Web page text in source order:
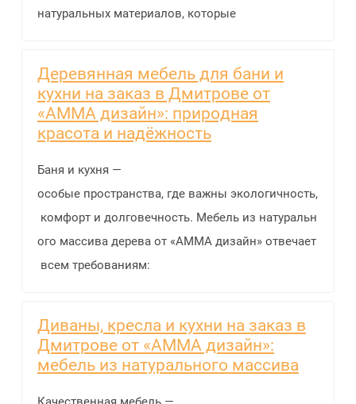
натуральных материалов, которые
Деревянная мебель для бани и
кухни на заказ в Дмитрове от
«АММА дизайн»: природная
красота и надёжность
Баня и кухня —
особые пространства, где важны экологичность,
комфорт и долговечность. Мебель из натуральн
ого массива дерева от «АММА дизайн» отвечает
всем требованиям:
Диваны, кресла и кухни на заказ в
Дмитрове от «АММА дизайн»:
мебель из натурального массива